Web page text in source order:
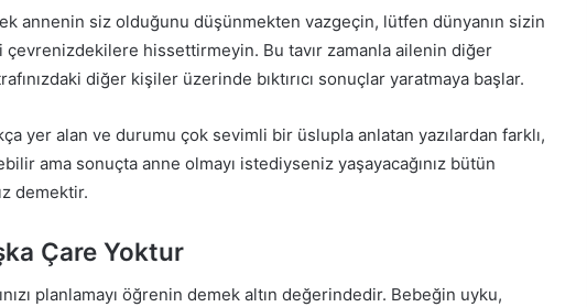
annenin siz olduğunu düşünmekten vazgeçin, lütfen dünyanın sizin
çevrenizdekilere hissettirmeyin. Bu tavır zamanla ailenin diğer
diğer kişiler üzerinde bıktırıcı sonuçlar yaratmaya başlar.
yer alan ve durumu çok sevimli bir üslupla anlatan yazılardan farklı,
ama sonuçta anne olmayı istediyseniz yaşayacağınız bütün
demektir.
Çare Yoktur
planlamayı öğrenin demek altın değerindedir. Bebeğin uyku,